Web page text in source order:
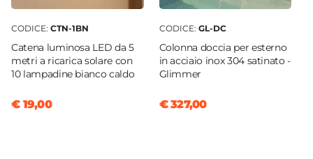
CODICE: CTN-1BN
Catena luminosa LED da 5
metri a ricarica solare con
10 lampadine bianco caldo
€ 19,00
CODICE: GL-DC
Colonna doccia per esterno
in acciaio inox 304 satinato -
Glimmer
€ 327,00